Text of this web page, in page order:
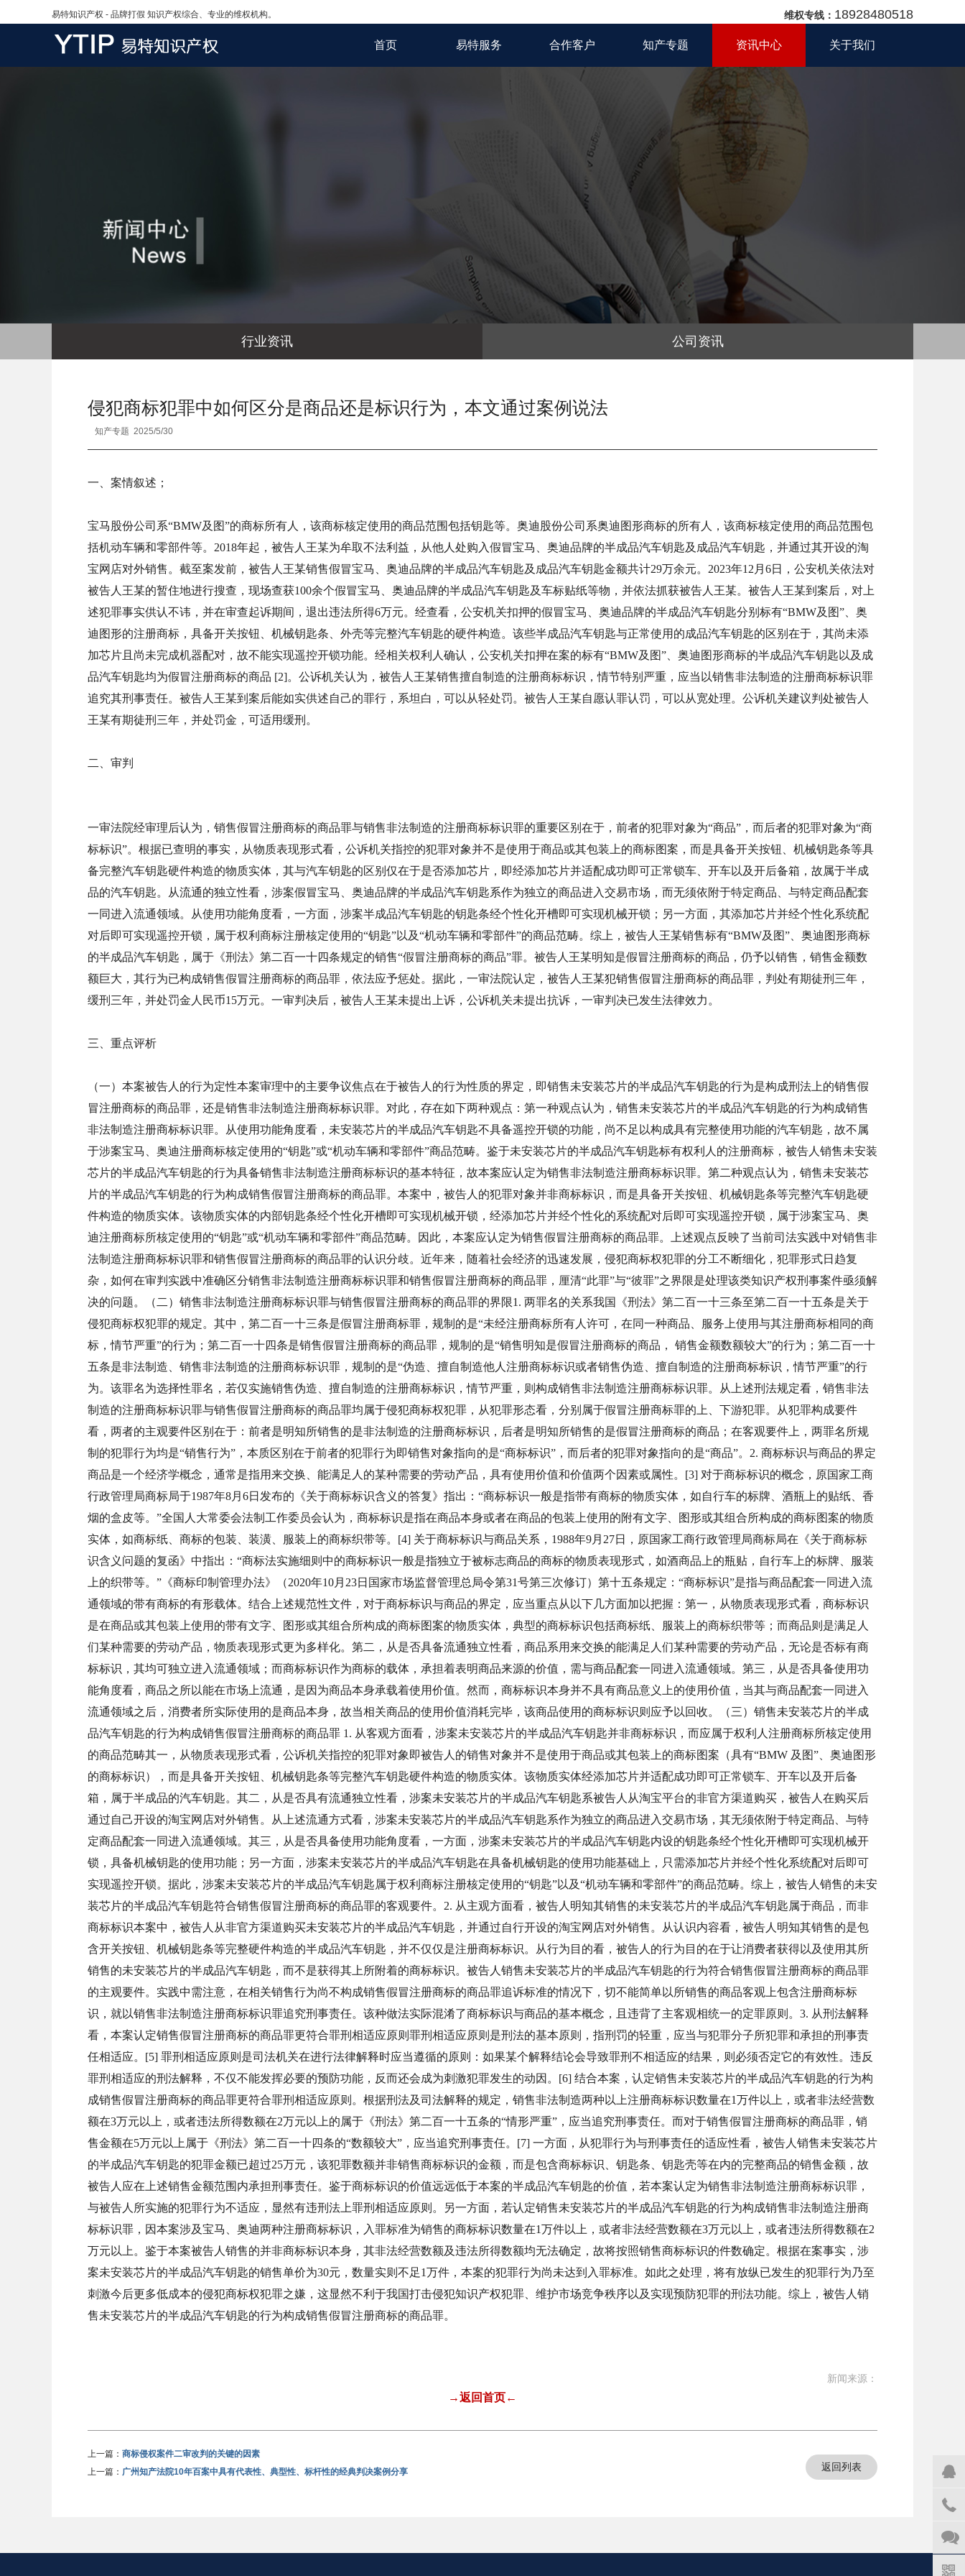
易特知识产权 - 品牌打假 知识产权综合、专业的维权机构。 维权专线： 18928480518
首页 易特服务 合作客户 知产专题 资讯中心 关于我们
行业资讯 公司资讯
侵犯商标犯罪中如何区分是商品还是标识行为，本文通过案例说法
知产专题 2025/5/30
一、案情叙述；
宝马股份公司系“BMW及图”的商标所有人，该商标核定使用的商品范围包括钥匙等。奥迪股份公司系奥迪图形商标的所有人，该商标核定使用的商品范围包
括机动车辆和零部件等。2018年起，被告人王某为牟取不法利益，从他人处购入假冒宝马、奥迪品牌的半成品汽车钥匙及成品汽车钥匙，并通过其开设的淘
宝网店对外销售。截至案发前，被告人王某销售假冒宝马、奥迪品牌的半成品汽车钥匙及成品汽车钥匙金额共计29万余元。2023年12月6日，公安机关依法对
被告人王某的暂住地进行搜查，现场查获100余个假冒宝马、奥迪品牌的半成品汽车钥匙及车标贴纸等物，并依法抓获被告人王某。被告人王某到案后，对上
述犯罪事实供认不讳，并在审查起诉期间，退出违法所得6万元。经查看，公安机关扣押的假冒宝马、奥迪品牌的半成品汽车钥匙分别标有“BMW及图”、奥
迪图形的注册商标，具备开关按钮、机械钥匙条、外壳等完整汽车钥匙的硬件构造。该些半成品汽车钥匙与正常使用的成品汽车钥匙的区别在于，其尚未添
加芯片且尚未完成机器配对，故不能实现遥控开锁功能。经相关权利人确认，公安机关扣押在案的标有“BMW及图”、奥迪图形商标的半成品汽车钥匙以及成
品汽车钥匙均为假冒注册商标的商品 [2]。公诉机关认为，被告人王某销售擅自制造的注册商标标识，情节特别严重，应当以销售非法制造的注册商标标识罪
追究其刑事责任。被告人王某到案后能如实供述自己的罪行，系坦白，可以从轻处罚。被告人王某自愿认罪认罚，可以从宽处理。公诉机关建议判处被告人
王某有期徒刑三年，并处罚金，可适用缓刑。
二、审判
一审法院经审理后认为，销售假冒注册商标的商品罪与销售非法制造的注册商标标识罪的重要区别在于，前者的犯罪对象为“商品”，而后者的犯罪对象为“商
标标识”。根据已查明的事实，从物质表现形式看，公诉机关指控的犯罪对象并不是使用于商品或其包装上的商标图案，而是具备开关按钮、机械钥匙条等具
备完整汽车钥匙硬件构造的物质实体，其与汽车钥匙的区别仅在于是否添加芯片，即经添加芯片并适配成功即可正常锁车、开车以及开后备箱，故属于半成
品的汽车钥匙。从流通的独立性看，涉案假冒宝马、奥迪品牌的半成品汽车钥匙系作为独立的商品进入交易市场，而无须依附于特定商品、与特定商品配套
一同进入流通领域。从使用功能角度看，一方面，涉案半成品汽车钥匙的钥匙条经个性化开槽即可实现机械开锁；另一方面，其添加芯片并经个性化系统配
对后即可实现遥控开锁，属于权利商标注册核定使用的“钥匙”以及“机动车辆和零部件”的商品范畴。综上，被告人王某销售标有“BMW及图”、奥迪图形商标
的半成品汽车钥匙，属于《刑法》第二百一十四条规定的销售“假冒注册商标的商品”罪。被告人王某明知是假冒注册商标的商品，仍予以销售，销售金额数
额巨大，其行为已构成销售假冒注册商标的商品罪，依法应予惩处。据此，一审法院认定，被告人王某犯销售假冒注册商标的商品罪，判处有期徒刑三年，
缓刑三年，并处罚金人民币15万元。一审判决后，被告人王某未提出上诉，公诉机关未提出抗诉，一审判决已发生法律效力。
三、重点评析
（一）本案被告人的行为定性本案审理中的主要争议焦点在于被告人的行为性质的界定，即销售未安装芯片的半成品汽车钥匙的行为是构成刑法上的销售假
冒注册商标的商品罪，还是销售非法制造注册商标标识罪。对此，存在如下两种观点：第一种观点认为，销售未安装芯片的半成品汽车钥匙的行为构成销售
非法制造注册商标标识罪。从使用功能角度看，未安装芯片的半成品汽车钥匙不具备遥控开锁的功能，尚不足以构成具有完整使用功能的汽车钥匙，故不属
于涉案宝马、奥迪注册商标核定使用的“钥匙”或“机动车辆和零部件”商品范畴。鉴于未安装芯片的半成品汽车钥匙标有权利人的注册商标，被告人销售未安装
芯片的半成品汽车钥匙的行为具备销售非法制造注册商标标识的基本特征，故本案应认定为销售非法制造注册商标标识罪。第二种观点认为，销售未安装芯
片的半成品汽车钥匙的行为构成销售假冒注册商标的商品罪。本案中，被告人的犯罪对象并非商标标识，而是具备开关按钮、机械钥匙条等完整汽车钥匙硬
件构造的物质实体。该物质实体的内部钥匙条经个性化开槽即可实现机械开锁，经添加芯片并经个性化的系统配对后即可实现遥控开锁，属于涉案宝马、奥
迪注册商标所核定使用的“钥匙”或“机动车辆和零部件”商品范畴。因此，本案应认定为销售假冒注册商标的商品罪。上述观点反映了当前司法实践中对销售非
法制造注册商标标识罪和销售假冒注册商标的商品罪的认识分歧。近年来，随着社会经济的迅速发展，侵犯商标权犯罪的分工不断细化，犯罪形式日趋复
杂，如何在审判实践中准确区分销售非法制造注册商标标识罪和销售假冒注册商标的商品罪，厘清“此罪”与“彼罪”之界限是处理该类知识产权刑事案件亟须解
决的问题。（二）销售非法制造注册商标标识罪与销售假冒注册商标的商品罪的界限1. 两罪名的关系我国《刑法》第二百一十三条至第二百一十五条是关于
侵犯商标权犯罪的规定。其中，第二百一十三条是假冒注册商标罪，规制的是“未经注册商标所有人许可，在同一种商品、服务上使用与其注册商标相同的商
标，情节严重”的行为；第二百一十四条是销售假冒注册商标的商品罪，规制的是“销售明知是假冒注册商标的商品， 销售金额数额较大”的行为；第二百一十
五条是非法制造、销售非法制造的注册商标标识罪，规制的是“伪造、擅自制造他人注册商标标识或者销售伪造、擅自制造的注册商标标识，情节严重”的行
为。该罪名为选择性罪名，若仅实施销售伪造、擅自制造的注册商标标识，情节严重，则构成销售非法制造注册商标标识罪。从上述刑法规定看，销售非法
制造的注册商标标识罪与销售假冒注册商标的商品罪均属于侵犯商标权犯罪，从犯罪形态看，分别属于假冒注册商标罪的上、下游犯罪。从犯罪构成要件
看，两者的主观要件区别在于：前者是明知所销售的是非法制造的注册商标标识，后者是明知所销售的是假冒注册商标的商品；在客观要件上，两罪名所规
制的犯罪行为均是“销售行为”，本质区别在于前者的犯罪行为即销售对象指向的是“商标标识”，而后者的犯罪对象指向的是“商品”。2. 商标标识与商品的界定
商品是一个经济学概念，通常是指用来交换、能满足人的某种需要的劳动产品，具有使用价值和价值两个因素或属性。[3] 对于商标标识的概念，原国家工商
行政管理局商标局于1987年8月6日发布的《关于商标标识含义的答复》指出：“商标标识一般是指带有商标的物质实体，如自行车的标牌、酒瓶上的贴纸、香
烟的盒皮等。”全国人大常委会法制工作委员会认为，商标标识是指在商品本身或者在商品的包装上使用的附有文字、图形或其组合所构成的商标图案的物质
实体，如商标纸、商标的包装、装潢、服装上的商标织带等。[4] 关于商标标识与商品关系，1988年9月27日，原国家工商行政管理局商标局在《关于商标标
识含义问题的复函》中指出：“商标法实施细则中的商标标识一般是指独立于被标志商品的商标的物质表现形式，如酒商品上的瓶贴，自行车上的标牌、服装
上的织带等。”《商标印制管理办法》（2020年10月23日国家市场监督管理总局令第31号第三次修订）第十五条规定：“商标标识”是指与商品配套一同进入流
通领域的带有商标的有形载体。结合上述规范性文件，对于商标标识与商品的界定，应当重点从以下几方面加以把握：第一，从物质表现形式看，商标标识
是在商品或其包装上使用的带有文字、图形或其组合所构成的商标图案的物质实体，典型的商标标识包括商标纸、服装上的商标织带等；而商品则是满足人
们某种需要的劳动产品，物质表现形式更为多样化。第二，从是否具备流通独立性看，商品系用来交换的能满足人们某种需要的劳动产品，无论是否标有商
标标识，其均可独立进入流通领域；而商标标识作为商标的载体，承担着表明商品来源的价值，需与商品配套一同进入流通领域。第三，从是否具备使用功
能角度看，商品之所以能在市场上流通，是因为商品本身承载着使用价值。然而，商标标识本身并不具有商品意义上的使用价值，当其与商品配套一同进入
流通领域之后，消费者所实际使用的是商品本身，故当相关商品的使用价值消耗完毕，该商品使用的商标标识则应予以回收。（三）销售未安装芯片的半成
品汽车钥匙的行为构成销售假冒注册商标的商品罪 1. 从客观方面看，涉案未安装芯片的半成品汽车钥匙并非商标标识，而应属于权利人注册商标所核定使用
的商品范畴其一，从物质表现形式看，公诉机关指控的犯罪对象即被告人的销售对象并不是使用于商品或其包装上的商标图案（具有“BMW 及图”、奥迪图形
的商标标识），而是具备开关按钮、机械钥匙条等完整汽车钥匙硬件构造的物质实体。该物质实体经添加芯片并适配成功即可正常锁车、开车以及开后备
箱，属于半成品的汽车钥匙。其二，从是否具有流通独立性看，涉案未安装芯片的半成品汽车钥匙系被告人从淘宝平台的非官方渠道购买，被告人在购买后
通过自己开设的淘宝网店对外销售。从上述流通方式看，涉案未安装芯片的半成品汽车钥匙系作为独立的商品进入交易市场，其无须依附于特定商品、与特
定商品配套一同进入流通领域。其三，从是否具备使用功能角度看，一方面，涉案未安装芯片的半成品汽车钥匙内设的钥匙条经个性化开槽即可实现机械开
锁，具备机械钥匙的使用功能；另一方面，涉案未安装芯片的半成品汽车钥匙在具备机械钥匙的使用功能基础上，只需添加芯片并经个性化系统配对后即可
实现遥控开锁。据此，涉案未安装芯片的半成品汽车钥匙属于权利商标注册核定使用的“钥匙”以及“机动车辆和零部件”的商品范畴。综上，被告人销售的未安
装芯片的半成品汽车钥匙符合销售假冒注册商标的商品罪的客观要件。2. 从主观方面看，被告人明知其销售的未安装芯片的半成品汽车钥匙属于商品，而非
商标标识本案中，被告人从非官方渠道购买未安装芯片的半成品汽车钥匙，并通过自行开设的淘宝网店对外销售。从认识内容看，被告人明知其销售的是包
含开关按钮、机械钥匙条等完整硬件构造的半成品汽车钥匙，并不仅仅是注册商标标识。从行为目的看，被告人的行为目的在于让消费者获得以及使用其所
销售的未安装芯片的半成品汽车钥匙，而不是获得其上所附着的商标标识。被告人销售未安装芯片的半成品汽车钥匙的行为符合销售假冒注册商标的商品罪
的主观要件。实践中需注意，在相关销售行为尚不构成销售假冒注册商标的商品罪追诉标准的情况下，切不能简单以所销售的商品客观上包含注册商标标
识，就以销售非法制造注册商标标识罪追究刑事责任。该种做法实际混淆了商标标识与商品的基本概念，且违背了主客观相统一的定罪原则。3. 从刑法解释
看，本案认定销售假冒注册商标的商品罪更符合罪刑相适应原则罪刑相适应原则是刑法的基本原则，指刑罚的轻重，应当与犯罪分子所犯罪和承担的刑事责
任相适应。[5] 罪刑相适应原则是司法机关在进行法律解释时应当遵循的原则：如果某个解释结论会导致罪刑不相适应的结果，则必须否定它的有效性。违反
罪刑相适应的刑法解释，不仅不能发挥必要的预防功能，反而还会成为刺激犯罪发生的动因。[6] 结合本案，认定销售未安装芯片的半成品汽车钥匙的行为构
成销售假冒注册商标的商品罪更符合罪刑相适应原则。根据刑法及司法解释的规定，销售非法制造两种以上注册商标标识数量在1万件以上，或者非法经营数
额在3万元以上，或者违法所得数额在2万元以上的属于《刑法》第二百一十五条的“情形严重”，应当追究刑事责任。而对于销售假冒注册商标的商品罪，销
售金额在5万元以上属于《刑法》第二百一十四条的“数额较大”，应当追究刑事责任。[7] 一方面，从犯罪行为与刑事责任的适应性看，被告人销售未安装芯片
的半成品汽车钥匙的犯罪金额已超过25万元，该犯罪数额并非销售商标标识的金额，而是包含商标标识、钥匙条、钥匙壳等在内的完整商品的销售金额，故
被告人应在上述销售金额范围内承担刑事责任。鉴于商标标识的价值远远低于本案的半成品汽车钥匙的价值，若本案认定为销售非法制造注册商标标识罪，
与被告人所实施的犯罪行为不适应，显然有违刑法上罪刑相适应原则。另一方面，若认定销售未安装芯片的半成品汽车钥匙的行为构成销售非法制造注册商
标标识罪，因本案涉及宝马、奥迪两种注册商标标识，入罪标准为销售的商标标识数量在1万件以上，或者非法经营数额在3万元以上，或者违法所得数额在2
万元以上。鉴于本案被告人销售的并非商标标识本身，其非法经营数额及违法所得数额均无法确定，故将按照销售商标标识的件数确定。根据在案事实，涉
案未安装芯片的半成品汽车钥匙的销售单价为30元，数量实则不足1万件，本案的犯罪行为尚未达到入罪标准。如此之处理，将有放纵已发生的犯罪行为乃至
刺激今后更多低成本的侵犯商标权犯罪之嫌，这显然不利于我国打击侵犯知识产权犯罪、维护市场竞争秩序以及实现预防犯罪的刑法功能。综上，被告人销
售未安装芯片的半成品汽车钥匙的行为构成销售假冒注册商标的商品罪。
新闻来源：
→返回首页←
返回列表
上一篇： 商标侵权案件二审改判的关键的因素
上一篇： 广州知产法院10年百案中具有代表性、典型性、标杆性的经典判决案例分享